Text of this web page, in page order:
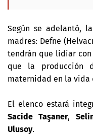
Según se adelantó,
madres: Defne
tendrán que lidiar con
que la producción
maternidad en la vida
El elenco estará
Sacide Taşaner,
Ulusoy.